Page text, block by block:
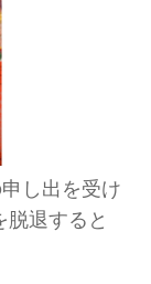
し出を受け
退すると